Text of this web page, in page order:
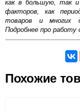
как в большую, так
факторов, как
товаров и многих
Подробнее про
Похожие